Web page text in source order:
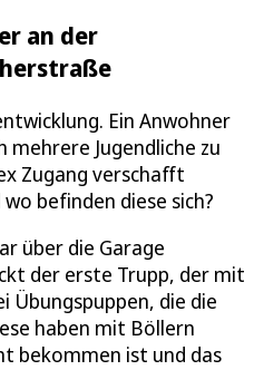
an der
Ein Anwohner
mehrere Jugendliche zu
Zugang verschafft
befinden diese sich?
über die Garage
der erste Trupp, der mit
Übungspuppen, die die
haben mit Böllern
bekommen ist und das